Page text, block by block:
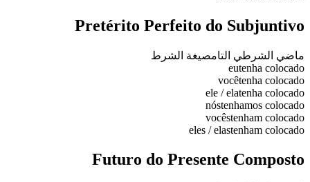
Pretérito Perfeito do Subjuntivo
ماضي الشرطي التامصيغة الشرط
eutenha colocado
vocêtenha colocado
ele / elatenha colocado
nóstenhamos colocado
vocêstenham colocado
eles / elastenham colocado
Futuro do Presente Composto